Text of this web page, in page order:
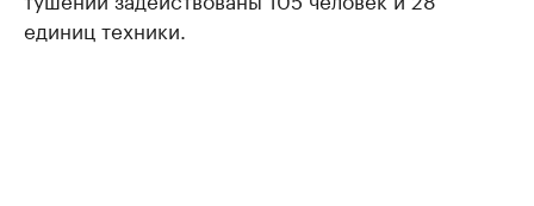
единиц техники.